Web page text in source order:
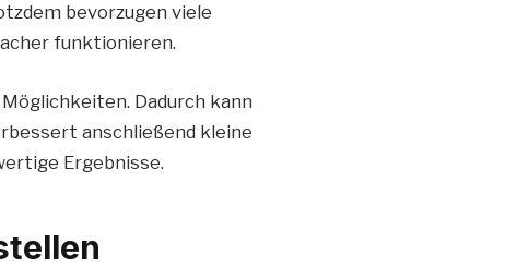
bevorzugen viele
funktionieren.
Dadurch kann
anschließend kleine
Ergebnisse.